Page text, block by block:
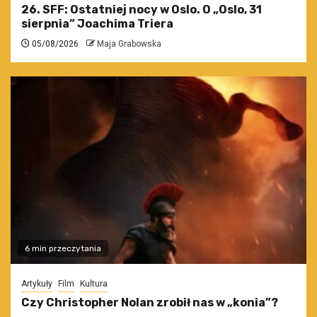
26. SFF: Ostatniej nocy w Oslo. O „Oslo, 31
sierpnia” Joachima Triera
05/08/2026 Maja Grabowska
6 min przeczytania
Artykuły Film Kultura
Czy Christopher Nolan zrobił nas w „konia”?